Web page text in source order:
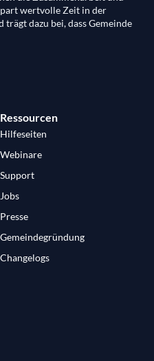
wertvolle Zeit in der
dazu bei, dass Gemeinde
Ressourcen
Hilfeseiten
Webinare
Support
Jobs
Presse
Gemeindegründung
Changelogs